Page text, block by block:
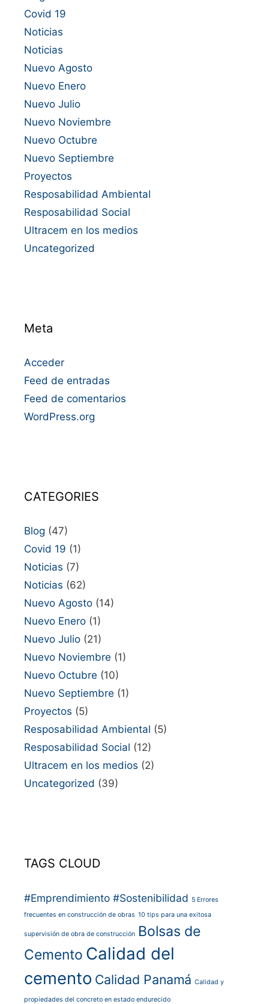
Covid 19
Noticias
Noticias
Nuevo Agosto
Nuevo Enero
Nuevo Julio
Nuevo Noviembre
Nuevo Octubre
Nuevo Septiembre
Proyectos
Resposabilidad Ambiental
Resposabilidad Social
Ultracem en los medios
Uncategorized
Meta
Acceder
Feed de entradas
Feed de comentarios
WordPress.org
CATEGORIES
Blog (47)
Covid 19 (1)
Noticias (7)
Noticias (62)
Nuevo Agosto (14)
Nuevo Enero (1)
Nuevo Julio (21)
Nuevo Noviembre (1)
Nuevo Octubre (10)
Nuevo Septiembre (1)
Proyectos (5)
Resposabilidad Ambiental (5)
Resposabilidad Social (12)
Ultracem en los medios (2)
Uncategorized (39)
TAGS CLOUD
#Emprendimiento #Sostenibilidad 5 Errores
frecuentes en construcción de obras 10 tips para una exitosa
supervisión de obra de construcción Bolsas de
Cemento Calidad del
cemento Calidad Panamá Calidad y
propiedades del concreto en estado endurecido